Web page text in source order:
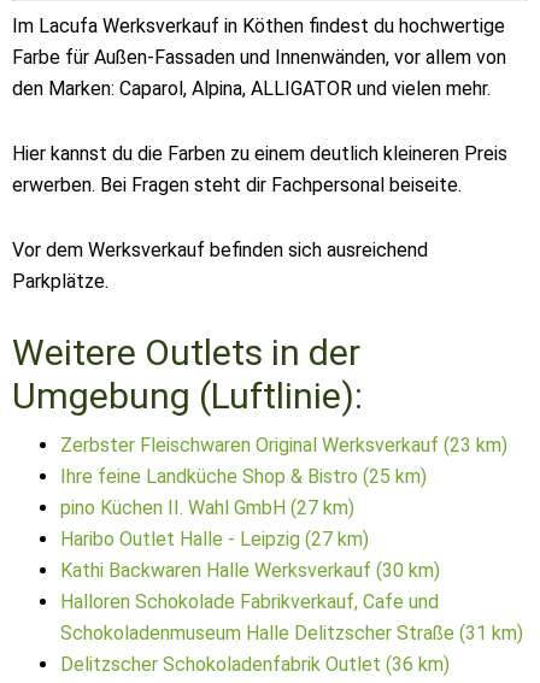
Im Lacufa Werksverkauf in Köthen findest du hochwertige
Farbe für Außen-Fassaden und Innenwänden, vor allem von
den Marken: Caparol, Alpina, ALLIGATOR und vielen mehr.
Hier kannst du die Farben zu einem deutlich kleineren Preis
erwerben. Bei Fragen steht dir Fachpersonal beiseite.
Vor dem Werksverkauf befinden sich ausreichend
Parkplätze.
Weitere Outlets in der
Umgebung (Luftlinie):
Zerbster Fleischwaren Original Werksverkauf (23 km)
Ihre feine Landküche Shop & Bistro (25 km)
pino Küchen II. Wahl GmbH (27 km)
Haribo Outlet Halle - Leipzig (27 km)
Kathi Backwaren Halle Werksverkauf (30 km)
Halloren Schokolade Fabrikverkauf, Cafe und
Schokoladenmuseum Halle Delitzscher Straße (31 km)
Delitzscher Schokoladenfabrik Outlet (36 km)